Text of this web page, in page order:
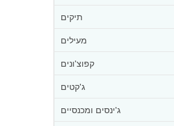
תיקים
מעילים
קפוצ'ונים
ג'קטים
ג'ינסים ומכנסיים